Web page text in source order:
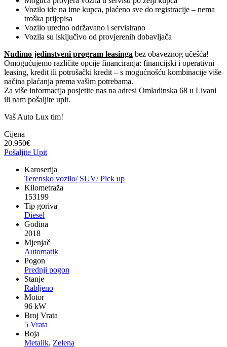
Vozilo ide na ime kupca, plaćeno sve do registracije – nema
troška prijepisa
Vozilo uredno održavano i servisirano
Vozila su isključivo od provjerenih dobavljača
Nudimo jedinstveni program leasinga bez obaveznog učešća!
Omogućujemo različite opcije financiranja: financijski i operativni
leasing, kredit ili potrošački kredit – s mogućnošću kombinacije više
načina plaćanja prema vašim potrebama.
Za više informacija posjetite nas na adresi Omladinska 68 u Livani
ili nam pošaljite upit.
Vaš Auto Lux tim!
Cijena
20.950€
Pošaljite Upit
Karoserija
Terensko vozilo/ SUV/ Pick up
Kilometraža
153199
Tip goriva
Diesel
Godina
2018
Mjenjač
Automatik
Pogon
Prednji pogon
Stanje
Rabljeno
Motor
96 kW
Broj Vrata
5 Vrata
Boja
Metalik, Zelena